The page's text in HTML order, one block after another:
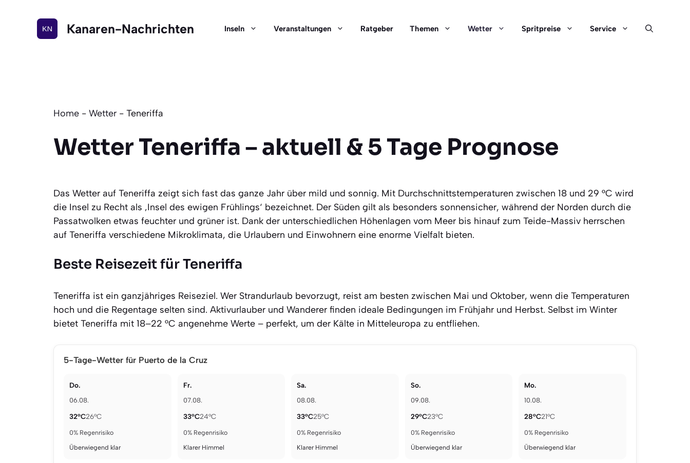
Kanaren-Nachrichten Inseln Veranstaltungen Ratgeber Themen Wetter Spritpreise Service
Home - Wetter - Teneriffa
Wetter Teneriffa – aktuell & 5 Tage Prognose
Das Wetter auf Teneriffa zeigt sich fast das ganze Jahr über mild und sonnig. Mit Durchschnittstemperaturen zwischen 18 und 29 °C wird
die Insel zu Recht als ‚Insel des ewigen Frühlings‘ bezeichnet. Der Süden gilt als besonders sonnensicher, während der Norden durch die
Passatwolken etwas feuchter und grüner ist. Dank der unterschiedlichen Höhenlagen vom Meer bis hinauf zum Teide-Massiv herrschen
auf Teneriffa verschiedene Mikroklimata, die Urlaubern und Einwohnern eine enorme Vielfalt bieten.
Beste Reisezeit für Teneriffa
Teneriffa ist ein ganzjähriges Reiseziel. Wer Strandurlaub bevorzugt, reist am besten zwischen Mai und Oktober, wenn die Temperaturen
hoch und die Regentage selten sind. Aktivurlauber und Wanderer finden ideale Bedingungen im Frühjahr und Herbst. Selbst im Winter
bietet Teneriffa mit 18–22 °C angenehme Werte – perfekt, um der Kälte in Mitteleuropa zu entfliehen.
5-Tage-Wetter für Puerto de la Cruz
Do.
06.08.
32°C26°C
0% Regenrisiko
Überwiegend klar
Fr.
07.08.
33°C24°C
0% Regenrisiko
Klarer Himmel
Sa.
08.08.
33°C25°C
0% Regenrisiko
Klarer Himmel
So.
09.08.
29°C23°C
0% Regenrisiko
Überwiegend klar
Mo.
10.08.
28°C21°C
0% Regenrisiko
Überwiegend klar